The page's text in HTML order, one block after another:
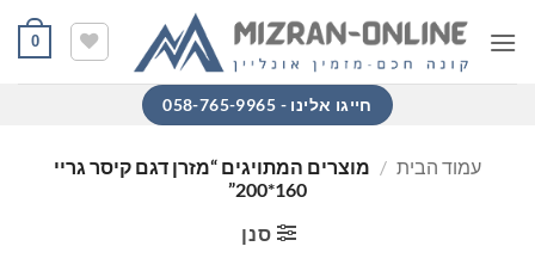
0
חייגו אלינו - 058-765-9965
עמוד הבית / מוצרים המתויגים “מזרן דגם קיסר גריי
160*200”
סנן